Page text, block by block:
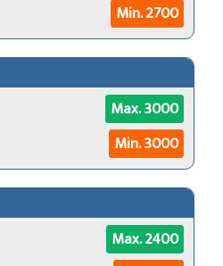
Min. 2700
Max. 3000
Min. 3000
Max. 2400